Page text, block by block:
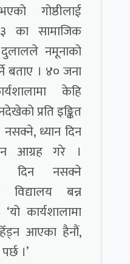
गोष्ठीलाई
का सामाजिक
नमूनाको
बताए । ४० जना
केहि
प्रति इङ्कित
ध्यान दिन
आग्रह गरे ।
दिन नसक्ने
विद्यालय बन्न
कार्यशालामा
आएका हैनौं,
।’